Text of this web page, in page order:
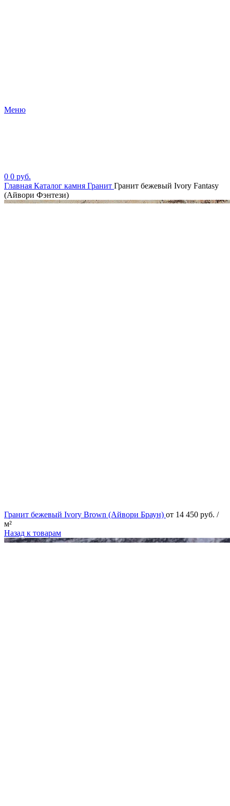
Меню
0 0 руб.
Главная Каталог камня Гранит Гранит бежевый Ivory Fantasy
(Айвори Фэнтези)
Гранит бежевый Ivory Brown (Айвори Браун) от 14 450 руб. /
м²
Назад к товарам